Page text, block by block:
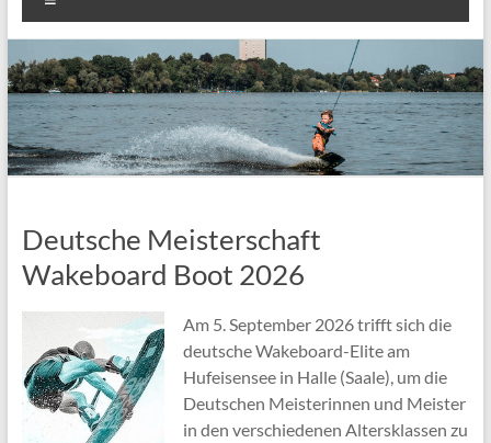
Deutsche Meisterschaft
Wakeboard Boot 2026
Am 5. September 2026 trifft sich die
deutsche Wakeboard-Elite am
Hufeisensee in Halle (Saale), um die
Deutschen Meisterinnen und Meister
in den verschiedenen Altersklassen zu